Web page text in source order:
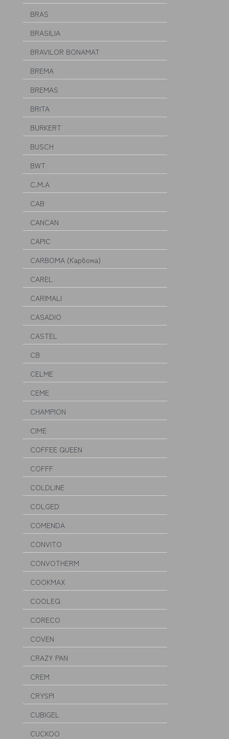
BRAS
BRASILIA
BRAVILOR BONAMAT
BREMA
BREMAS
BRITA
BURKERT
BUSCH
BWT
C.M.A
CAB
CANCAN
CAPIC
CARBOMA (Карбома)
CAREL
CARIMALI
CASADIO
CASTEL
CB
CELME
CEME
CHAMPION
CIME
COFFEE QUEEN
COFFF
COLDLINE
COLGED
COMENDA
CONVITO
CONVOTHERM
COOKMAX
COOLEQ
CORECO
COVEN
CRAZY PAN
CREM
CRYSPI
CUBIGEL
CUCKOO